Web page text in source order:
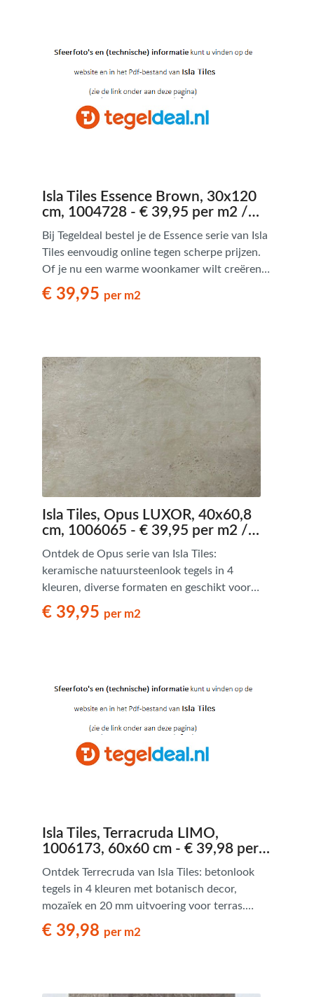
Isla Tiles Essence Brown, 30x120
cm, 1004728 - € 39,95 per m2 /
Palletdeal op aanvraag
Bij Tegeldeal bestel je de Essence serie van Isla
Tiles eenvoudig online tegen scherpe prijzen.
Of je nu een warme woonkamer wilt creëren
of een onderhoudsvriendelijke badkamer met
houtuitstraling zoekt – Essence biedt een
€ 39,95 per m2
Isla Tiles, Opus LUXOR, 40x60,8
cm, 1006065 - € 39,95 per m2 /
Palletdeal op aanvraag
Ontdek de Opus serie van Isla Tiles:
keramische natuursteenlook tegels in 4
kleuren, diverse formaten en geschikt voor
Romaans verband. Tijdloos en stijlvol.
€ 39,95 per m2
Isla Tiles, Terracruda LIMO,
1006173, 60x60 cm - € 39,98 per
m2
Ontdek Terrecruda van Isla Tiles: betonlook
tegels in 4 kleuren met botanisch decor,
mozaïek en 20 mm uitvoering voor terras.
Modern en veelzijdig.
€ 39,98 per m2